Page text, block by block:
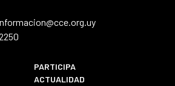
PARTICIPA
ACTUALIDAD